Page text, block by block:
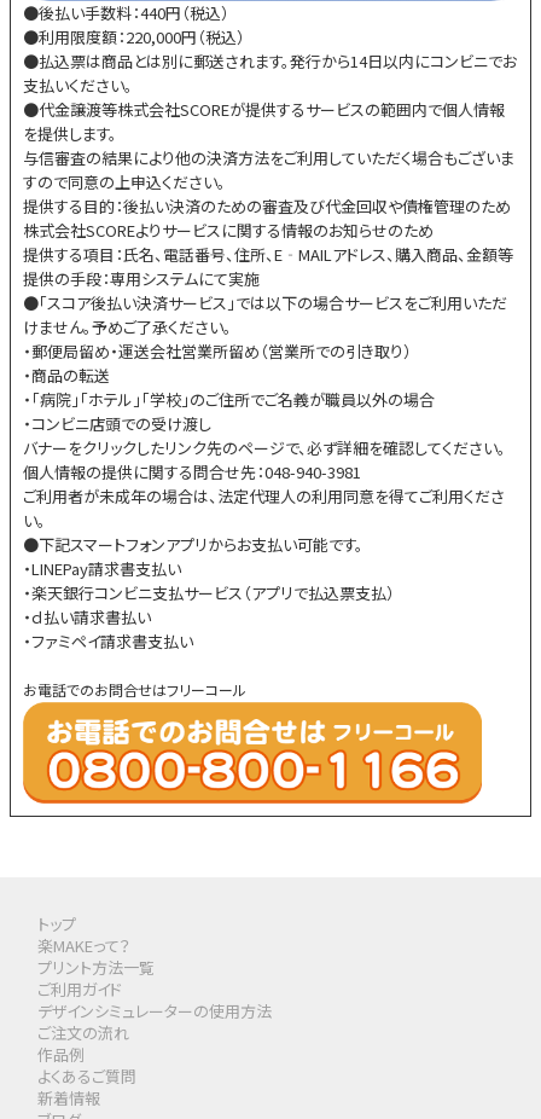
●後払い手数料：440円（税込）
●利用限度額：220,000円（税込）
●払込票は商品とは別に郵送されます。発行から14日以内にコンビニでお
支払いください。
●代金譲渡等株式会社SCOREが提供するサービスの範囲内で個人情報
を提供します。
与信審査の結果により他の決済方法をご利用していただく場合もございま
すので同意の上申込ください。
提供する目的：後払い決済のための審査及び代金回収や債権管理のため
株式会社SCOREよりサービスに関する情報のお知らせのため
提供する項目：氏名、電話番号、住所、E‐MAILアドレス、購入商品、金額等
提供の手段：専用システムにて実施
●「スコア後払い決済サービス」では以下の場合サービスをご利用いただ
けません。予めご了承ください。
・郵便局留め・運送会社営業所留め（営業所での引き取り）
・商品の転送
・「病院」「ホテル」「学校」のご住所でご名義が職員以外の場合
・コンビニ店頭での受け渡し
バナーをクリックしたリンク先のページで、必ず詳細を確認してください。
個人情報の提供に関する問合せ先：048-940-3981
ご利用者が未成年の場合は、法定代理人の利用同意を得てご利用くださ
い。
●下記スマートフォンアプリからお支払い可能です。
・LINEPay請求書支払い
・楽天銀行コンビニ支払サービス（アプリで払込票支払）
・ｄ払い請求書払い
・ファミペイ請求書支払い
お電話でのお問合せはフリーコール
トップ
楽MAKEって？
プリント方法一覧
ご利用ガイド
デザインシミュレーターの使用方法
ご注文の流れ
作品例
よくあるご質問
新着情報